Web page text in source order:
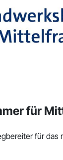
für
für das